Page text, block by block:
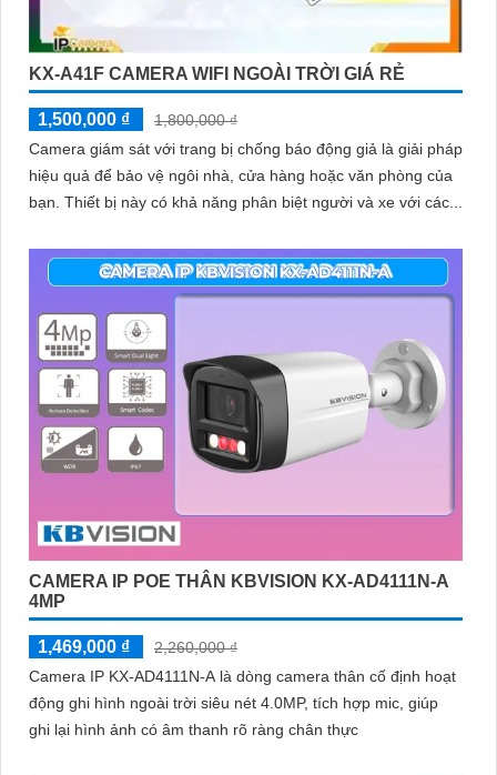
KX-A41F CAMERA WIFI NGOÀI TRỜI GIÁ RẺ
1,500,000 ₫
1,800,000 ₫
Camera giám sát với trang bị chống báo động giả là giải pháp
hiệu quả để bảo vệ ngôi nhà, cửa hàng hoặc văn phòng của
bạn. Thiết bị này có khả năng phân biệt người và xe với các...
CAMERA IP POE THÂN KBVISION KX-AD4111N-A
4MP
1,469,000 ₫
2,260,000 ₫
Camera IP KX-AD4111N-A là dòng camera thân cố định hoạt
động ghi hình ngoài trời siêu nét 4.0MP, tích hợp mic, giúp
ghi lại hình ảnh có âm thanh rõ ràng chân thực